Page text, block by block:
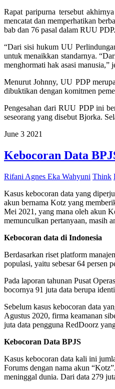
Rapat paripurna tersebut
mencatat dan memperhatikan
bab dan 76 pasal dalam RUU
“Dari sisi hukum UU
untuk menaikkan standarnya.
menghormati hak asasi manusia,”
Menurut Johnny, UU PDP
dibuktikan dengan komitmen
Pengesahan dari RUU PDP ini
seseorang yang disebut Bjorka.
June 3 2021
Kebocoran Data
Rifani Agnes Eka Wahyuni Think
Kasus kebocoran data yang
akun bernama Kotz yang
Mei 2021, yang mana oleh akun
memunculkan pertanyaan, masih
Kebocoran data di Indonesia
Berdasarkan riset platform
populasi, yaitu sebesar 64 persen
Pada laporan tahunan Pusat
bocornya 91 juta data berupa
Sebelum kasus kebocoran data
Agustus 2020, firma keamanan
juta data pengguna RedDoorz
Kebocoran Data BPJS
Kasus kebocoran data kali ini
Forums dengan nama akun
meninggal dunia. Dari data 279